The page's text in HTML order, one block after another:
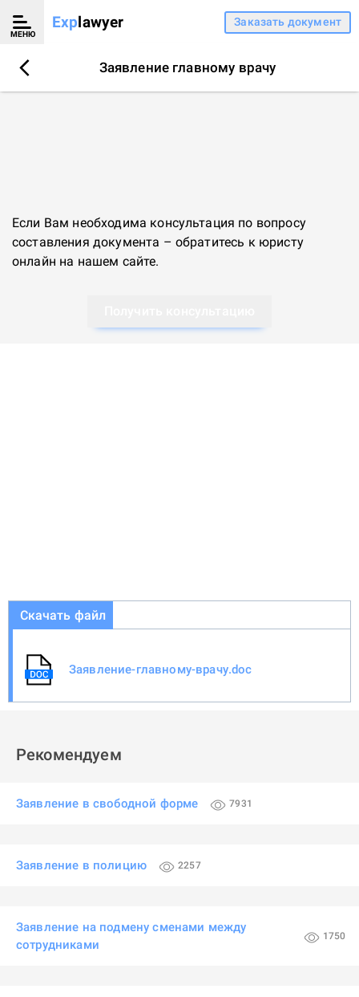
МЕНЮ
Explawyer Заказать документ
Заявление главному врачу
Если Вам необходима консультация по вопросу
составления документа – обратитесь к юристу
онлайн на нашем сайте.
Скачать файл
Заявление-главному-врачу.doc
Рекомендуем
Заявление в свободной форме 7931
Заявление в полицию 2257
Заявление на подмену сменами между
сотрудниками
1750